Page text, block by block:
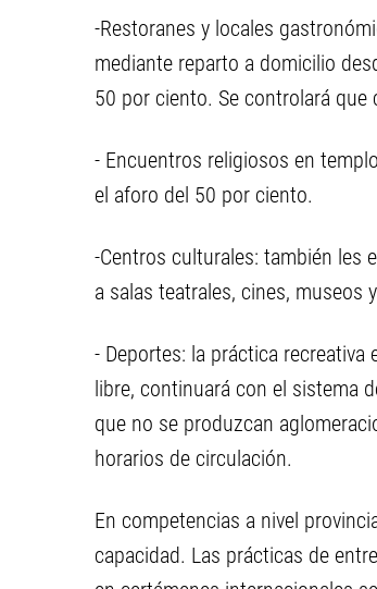
-Restoranes y locales
mediante reparto a domicilio
50 por ciento. Se controlará
- Encuentros religiosos en
el aforo del 50 por ciento.
-Centros culturales: también les
a salas teatrales, cines, museos
- Deportes: la práctica
libre, continuará con el sistema
que no se produzcan
horarios de circulación.
En competencias a nivel
capacidad. Las prácticas de